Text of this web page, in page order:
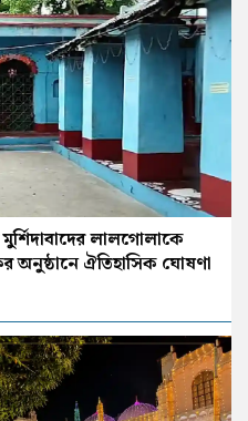
লালগোলাকে
অনুষ্ঠানে ঐতিহাসিক ঘোষণা